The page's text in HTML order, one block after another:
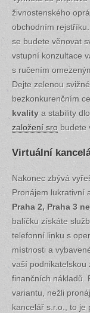
živnostenského
obchodním
se budete věnovat
vstupní konzultace
s ručením
Dejte zelenou
bezkonkurenčním
kvality a stability
založení sro budete
Virtuální
Nakonec zbývá
Pronájem lukrativní
Praha 2, Praha 3
balíčku získáte
telefonní linku s
místnosti a
vaší podnikatelskou
finančních nákladů.
variantu, nežli
kancelář s.r.o., to je